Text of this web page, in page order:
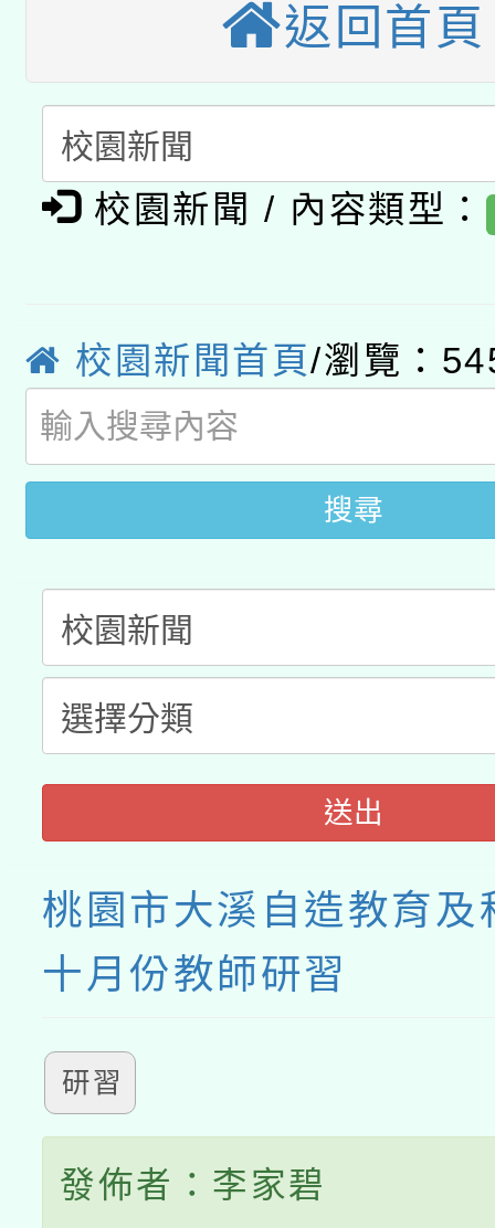
暨閱讀推動專業研習
科技賦能─人工智慧
礎課程
A3數位素養講師名單
「數位內容與教學軟體
pilot」
有關大陸委員會函釋公
用水績優單位及節水達
動」
桃園市孔廟祈福系列
開 智慧啟航」
2026年桃園地景藝術
返回首頁
校園新聞 / 內容類型：
校園新聞首頁/瀏覽：
搜尋
送出
桃園市大溪自造教育及
十月份教師研習
研習
發佈者：李家碧